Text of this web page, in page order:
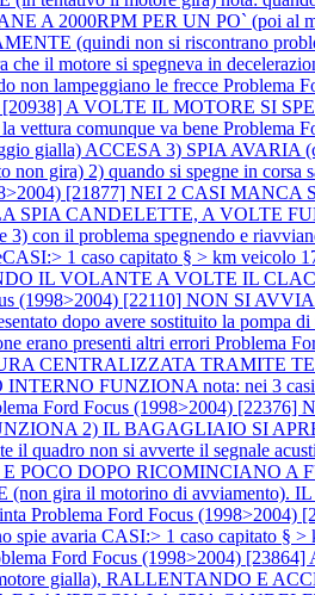
A 2000RPM PER UN PO` (poi al
(quindi non si riscontrano
il motore si spegneva in
non lampeggiano le frecce Problema
[20938] A VOLTE IL MOTORE SI
vettura comunque va bene Problema
gialla) ACCESA 3) SPIA AVARIA
gira) 2) quando si spegne in corsa
[21877] NEI 2 CASI MANCA
SPIA CANDELETTE, A VOLTE
con il problema spegnendo e
1 caso capitato § > km veicolo
IL VOLANTE A VOLTE IL
(1998>2004) [22110] NON SI
dopo avere sostituito la pompa di
erano presenti altri errori Problema
CENTRALIZZATA TRAMITE
FUNZIONA nota: nei 3 casi
Ford Focus (1998>2004) [22376]
2) IL BAGAGLIAIO SI
quadro non si avverte il segnale
POCO DOPO RICOMINCIANO A
gira il motorino di avviamento).
Problema Ford Focus (1998>2004)
avaria CASI:> 1 caso capitato § >
Ford Focus (1998>2004)
gialla), RALLENTANDO E